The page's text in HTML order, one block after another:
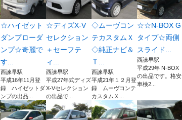
☆ハイゼット
ダンプローダ
ンプ☆奇麗で
す...
西諫早駅
平成16年11月登
録 ハイゼットダ
ンプの出品...
☆ディズX-V
セレクション
＋セーフテ
ィ...
西諫早駅
平成27年式ディズ
X-Vセレクション
の出品で...
◇ムーヴコン
テカスタムＸ
◇純正ナビ＆
Ｔ...
西諫早駅
平成21年１２月登
録 ムーヴコンテ
カスタムＸ...
☆☆N-BOX G
タイプ☆両側
スライド...
西諫早駅
平成29年 N-BOX
の出品です。格安
車検2...